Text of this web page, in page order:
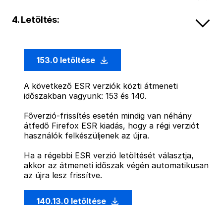
4. Letöltés:
153.0 letöltése
A következő ESR verziók közti átmeneti
időszakban vagyunk: 153 és 140.
Főverzió-frissítés esetén mindig van néhány
átfedő Firefox ESR kiadás, hogy a régi verziót
használók felkészüljenek az újra.
Ha a régebbi ESR verzió letöltését választja,
akkor az átmeneti időszak végén automatikusan
az újra lesz frissítve.
140.13.0 letöltése